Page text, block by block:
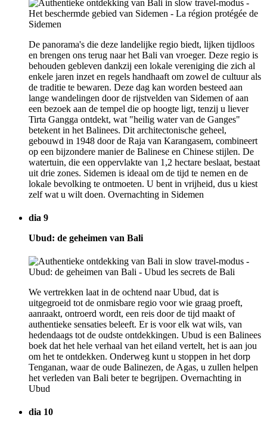
De panorama's die deze landelijke regio biedt, lijken tijdloos
en brengen ons terug naar het Bali van vroeger. Deze regio is
behouden gebleven dankzij een lokale vereniging die zich al
enkele jaren inzet en regels handhaaft om zowel de cultuur als
de traditie te bewaren. Deze dag kan worden besteed aan
lange wandelingen door de rijstvelden van Sidemen of aan
een bezoek aan de tempel die op hoogte ligt, tenzij u liever
Tirta Gangga ontdekt, wat "heilig water van de Ganges"
betekent in het Balinees. Dit architectonische geheel,
gebouwd in 1948 door de Raja van Karangasem, combineert
op een bijzondere manier de Balinese en Chinese stijlen. De
watertuin, die een oppervlakte van 1,2 hectare beslaat, bestaat
uit drie zones. Sidemen is ideaal om de tijd te nemen en de
lokale bevolking te ontmoeten. U bent in vrijheid, dus u kiest
zelf wat u wilt doen. Overnachting in Sidemen
dia 9
Ubud: de geheimen van Bali
We vertrekken laat in de ochtend naar Ubud, dat is
uitgegroeid tot de onmisbare regio voor wie graag proeft,
aanraakt, ontroerd wordt, een reis door de tijd maakt of
authentieke sensaties beleeft. Er is voor elk wat wils, van
hedendaags tot de oudste ontdekkingen. Ubud is een Balinees
boek dat het hele verhaal van het eiland vertelt, het is aan jou
om het te ontdekken. Onderweg kunt u stoppen in het dorp
Tenganan, waar de oude Balinezen, de Agas, u zullen helpen
het verleden van Bali beter te begrijpen. Overnachting in
Ubud
dia 10